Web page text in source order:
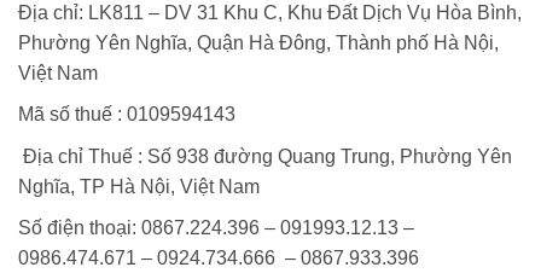
Địa chỉ: LK811 – DV 31 Khu C, Khu Đất Dịch Vụ Hòa Bình,
Phường Yên Nghĩa, Quận Hà Đông, Thành phố Hà Nội,
Việt Nam
Mã số thuế : 0109594143
Địa chỉ Thuế : Số 938 đường Quang Trung, Phường Yên
Nghĩa, TP Hà Nội, Việt Nam
Số điện thoại: 0867.224.396 – 091993.12.13 –
0986.474.671 – 0924.734.666 – 0867.933.396